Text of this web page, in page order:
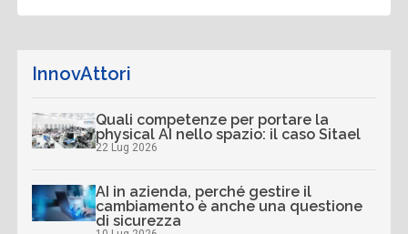
InnovAttori
Quali competenze per portare la
physical AI nello spazio: il caso Sitael
22 Lug 2026
AI in azienda, perché gestire il
cambiamento è anche una questione
di sicurezza